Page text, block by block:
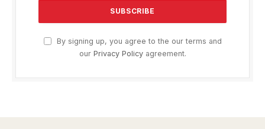
By signing up, you agree to the our terms and
our Privacy Policyagreement.